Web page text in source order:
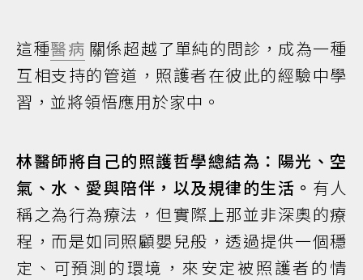
這種醫病 關係超越了單純的問診，成為一種
互相支持的管道，照護者在彼此的經驗中學
習，並將領悟應用於家中。
林醫師將自己的照護哲學總結為：陽光、空
氣、水、愛與陪伴，以及規律的生活。 有人
稱之為行為療法，但實際上那並非深奧的療
程，而是如同照顧嬰兒般，透過提供一個穩
定、可預測的環境，來安定被照護者的情